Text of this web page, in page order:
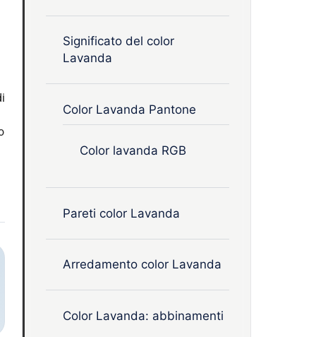
Significato del color
Lavanda
Color Lavanda Pantone
Color lavanda RGB
Pareti color Lavanda
Arredamento color Lavanda
Color Lavanda: abbinamenti